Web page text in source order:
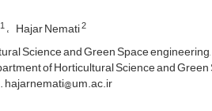
1 Hajar Nemati2
Science and Green Space
of Horticultural Science and
hajarnemati@um.ac.ir